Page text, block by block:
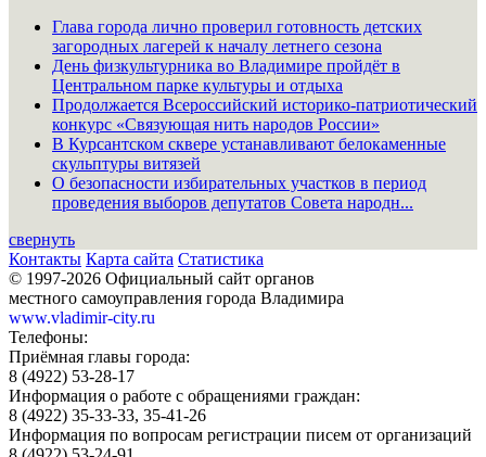
Глава города лично проверил готовность детских
загородных лагерей к началу летнего сезона
День физкультурника во Владимире пройдёт в
Центральном парке культуры и отдыха
Продолжается Всероссийский историко-патриотический
конкурс «Связующая нить народов России»
В Курсантском сквере устанавливают белокаменные
скульптуры витязей
О безопасности избирательных участков в период
проведения выборов депутатов Совета народн...
свернуть
Контакты Карта сайта Статистика
© 1997-2026 Официальный сайт органов
местного самоуправления города Владимира
www.vladimir-city.ru
Телефоны:
Приёмная главы города:
8 (4922) 53-28-17
Информация о работе с обращениями граждан:
8 (4922) 35-33-33, 35-41-26
Информация по вопросам регистрации писем от организаций